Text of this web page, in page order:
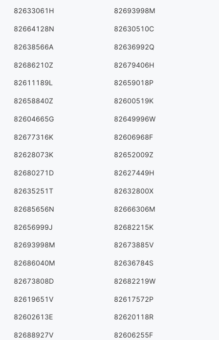
82633061H 82693998M
82664128N 82630510C
82638566A 82636992Q
82686210Z 82679406H
82611189L 82659018P
82658840Z 82600519K
82604665G 82649996W
82677316K 82606968F
82628073K 82652009Z
82680271D 82627449H
82635251T 82632800X
82685656N 82666306M
82656999J 82682215K
82693998M 82673885V
82686040M 82636784S
82673808D 82682219W
82619651V 82617572P
82602613E 82620118R
82688927V 82606255F